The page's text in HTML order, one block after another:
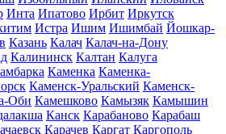
Инта Ипатово Ирбит Иркутск
Истра Ишим Ишимбай Йошкар-
Казань Калач Калач-на-Дону
Калининск Калтан Калуга
Каменка Каменка-
Каменск-Уральский Каменск-
Оби Камешково Камызяк Камышин
Канск Карабаново Карабаш
Карачев Каргат Каргополь